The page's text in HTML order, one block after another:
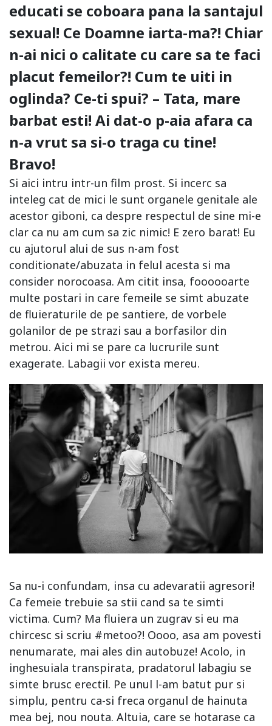
educati se coboara pana la santajul
sexual! Ce Doamne iarta-ma?! Chiar
n-ai nici o calitate cu care sa te faci
placut femeilor?! Cum te uiti in
oglinda? Ce-ti spui? – Tata, mare
barbat esti! Ai dat-o p-aia afara ca
n-a vrut sa si-o traga cu tine!
Bravo!
Si aici intru intr-un film prost. Si incerc sa
inteleg cat de mici le sunt organele genitale ale
acestor giboni, ca despre respectul de sine mi-e
clar ca nu am cum sa zic nimic! E zero barat! Eu
cu ajutorul alui de sus n-am fost
conditionate/abuzata in felul acesta si ma
consider norocoasa. Am citit insa, foooooarte
multe postari in care femeile se simt abuzate
de fluieraturile de pe santiere, de vorbele
golanilor de pe strazi sau a borfasilor din
metrou. Aici mi se pare ca lucrurile sunt
exagerate. Labagii vor exista mereu.
Sa nu-i confundam, insa cu adevaratii agresori!
Ca femeie trebuie sa stii cand sa te simti
victima. Cum? Ma fluiera un zugrav si eu ma
chircesc si scriu #metoo?! Oooo, asa am povesti
nenumarate, mai ales din autobuze! Acolo, in
inghesuiala transpirata, pradatorul labagiu se
simte brusc erectil. Pe unul l-am batut pur si
simplu, pentru ca-si freca organul de hainuta
mea bej, nou nouta. Altuia, care se hotarase ca